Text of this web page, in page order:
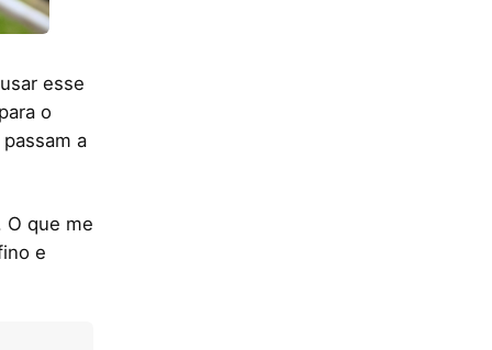
esse
o
a
O que me
e